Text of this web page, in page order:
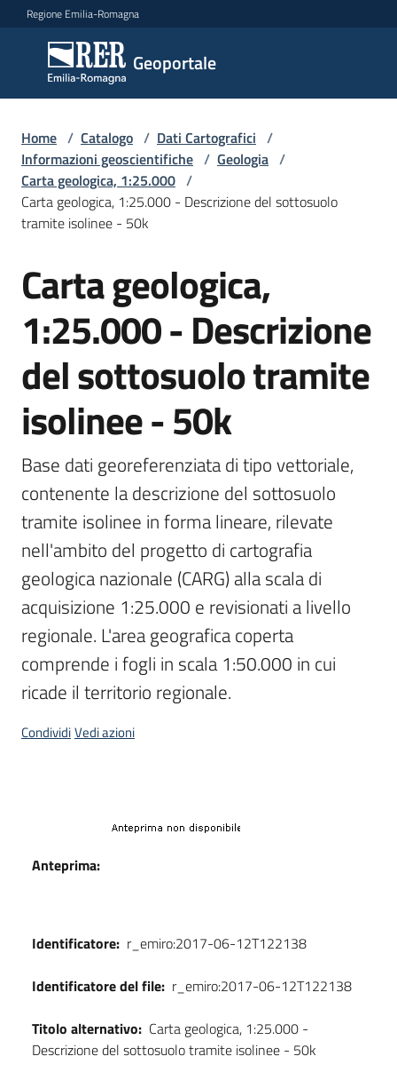
Vai al contenuto
Vai alla navigazione
Vai al footer
Regione Emilia-Romagna
Geoportale
Geoportale
Catalogo
dati,
servizi
e
metadati
Visualizza
dati
line
Scarica
dati
Approfondimenti
Archivio
cartografico
Seguici
Home / Catalogo / Dati Cartografici /
Informazioni geoscientifiche / Geologia /
Carta geologica, 1:25.000 /
Carta geologica, 1:25.000 - Descrizione del sottosuolo
tramite isolinee - 50k
Salta al contenuto
Carta geologica,
1:25.000 - Descrizione
del sottosuolo tramite
isolinee - 50k
Base dati georeferenziata di tipo vettoriale,
contenente la descrizione del sottosuolo
tramite isolinee in forma lineare, rilevate
nell'ambito del progetto di cartografia
geologica nazionale (CARG) alla scala di
acquisizione 1:25.000 e revisionati a livello
regionale. L'area geografica coperta
comprende i fogli in scala 1:50.000 in cui
ricade il territorio regionale.
CondividiVedi azioni
Anteprima:
Identificatore: r_emiro:2017-06-12T122138
Identificatore del file: r_emiro:2017-06-12T122138
Titolo alternativo: Carta geologica, 1:25.000 -
Descrizione del sottosuolo tramite isolinee - 50k